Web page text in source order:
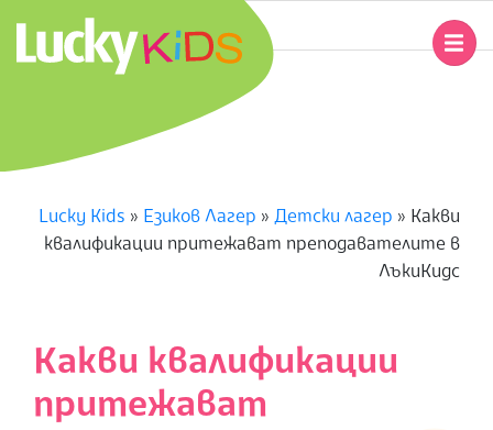
content
U
C
K
K
Lucky Kids » Езиков Лагер » Детски лагер » Какви
квалификации притежават преподавателите в
ЛъкиКидс
Какви квалификации
притежават